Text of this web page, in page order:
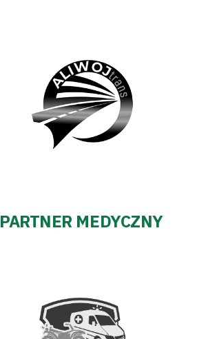
PARTNER MEDYCZNY